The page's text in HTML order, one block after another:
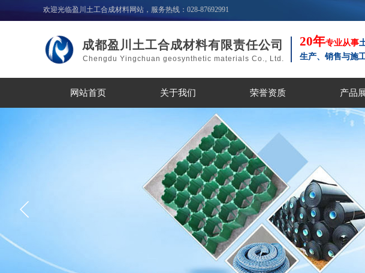
欢迎光临盈川土工合成材料网站，服务热线：028-87692991
成都盈川土工合成材料有限责任公司
Chengdu Yingchuan geosynthetic materials Co., Ltd.
20年专业从事
生产、 销售与施
网站首页 关于我们 荣誉资质 产品